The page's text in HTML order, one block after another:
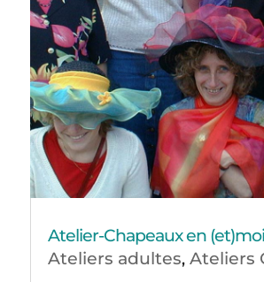
Atelier-Chapeaux en (et)moi
Ateliers adultes, Ateliers